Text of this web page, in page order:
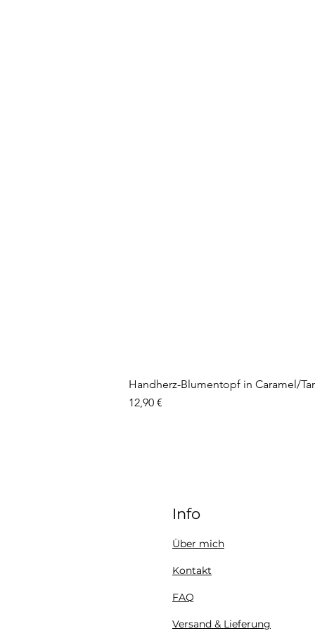
Handherz-Blumentopf in Caramel/
Preis
12,90 €
Info
Über mich
Kontakt
FAQ
Versand & Lieferung